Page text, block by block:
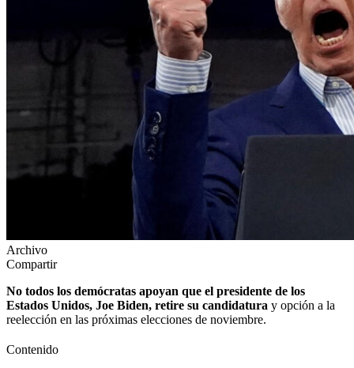
Archivo
Compartir
No todos los demócratas apoyan que el presidente de los
Estados Unidos, Joe Biden, retire su candidatura y opción a la
reelección en las próximas elecciones de noviembre.
Contenido